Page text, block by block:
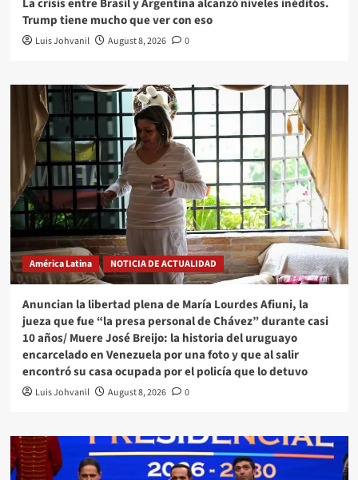
La crisis entre Brasil y Argentina alcanzó niveles inéditos.
Trump tiene mucho que ver con eso
Luis Johvanil August 8, 2026 0
América Latina NOTICIA DE ACTUALIDAD
Anuncian la libertad plena de María Lourdes Afiuni, la
jueza que fue “la presa personal de Chávez” durante casi
10 años/ Muere José Breijo: la historia del uruguayo
encarcelado en Venezuela por una foto y que al salir
encontró su casa ocupada por el policía que lo detuvo
Luis Johvanil August 8, 2026 0